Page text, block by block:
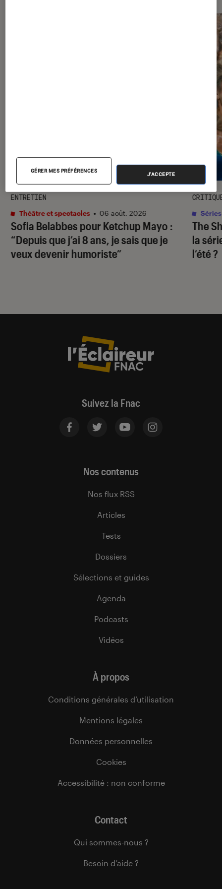
Sofia Belabbes pour Ketchup Mayo :
“Depuis que j’ai 8 ans, je sais que je
veux devenir humoriste”
ENTRETIEN
Théâtre et spectacles • 06 août. 2026
The
la
l’été ?
Séries
Suivez la Fnac
Nos contenus
Nos flux RSS
Articles
Tests
Dossiers
Sélections et guides
Agenda
Podcasts
Vidéos
À propos
Conditions générales d’utilisation
Mentions légales
Données personnelles
Cookies
Accessibilité : non conforme
Contact
Qui sommes-nous ?
Besoin d’aide ?
GÉRER MES PRÉFÉRENCES
J'ACCEPTE